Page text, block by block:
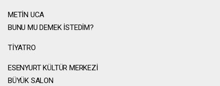
METİN UCA
BUNU MU DEMEK İSTEDİM?
TİYATRO
ESENYURT KÜLTÜR MERKEZİ
BÜYÜK SALON